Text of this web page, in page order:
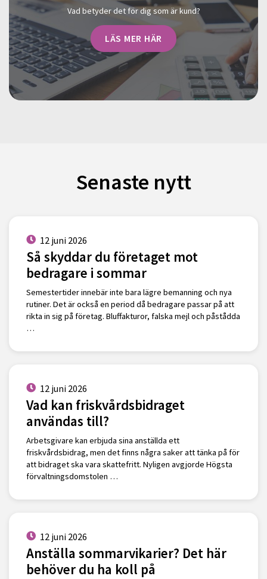
Vad betyder det för dig som är kund?
LÄS MER HÄR
Senaste nytt
12 juni 2026
Så skyddar du företaget mot
bedragare i sommar
Semestertider innebär inte bara lägre bemanning och nya
rutiner. Det är också en period då bedragare passar på att
rikta in sig på företag. Bluffakturor, falska mejl och påstådda
…
12 juni 2026
Vad kan friskvårdsbidraget
användas till?
Arbetsgivare kan erbjuda sina anställda ett
friskvårdsbidrag, men det finns några saker att tänka på för
att bidraget ska vara skattefritt. Nyligen avgjorde Högsta
förvaltningsdomstolen …
12 juni 2026
Anställa sommarvikarier? Det här
behöver du ha koll på